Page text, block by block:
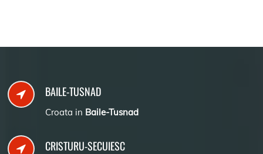
BAILE-TUSNAD
Croata in Baile-Tusnad
CRISTURU-SECUIESC